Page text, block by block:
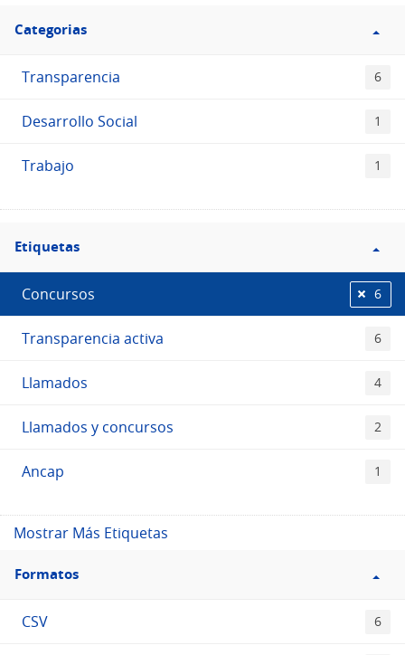
Filtro
Categorias
Categorias
Transparencia 6
Desarrollo Social 1
Trabajo 1
Filtro
Etiquetas
Etiquetas
Concursos 6
Transparencia activa 6
Llamados 4
Llamados y concursos 2
Ancap 1
Mostrar Más Etiquetas
Filtro
Formatos
Formatos
CSV 6